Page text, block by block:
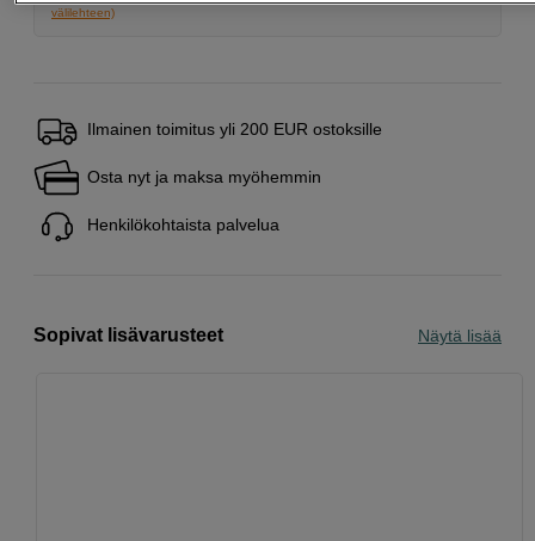
välilehteen)
Ilmainen toimitus yli 200 EUR ostoksille
Osta nyt ja maksa myöhemmin
Henkilökohtaista palvelua
Sopivat lisävarusteet Näytä lisää